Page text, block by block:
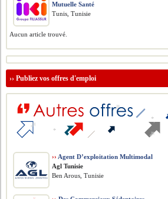
Mutuelle Santé
Tunis, Tunisie
Aucun article trouvé.
››Publiez vos offres d'emploi
›› Agent D’exploitation Multimodal
Agl Tunisie
Ben Arous, Tunisie